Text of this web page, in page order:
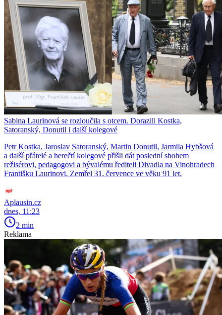
Sabina Laurinová se rozloučila s otcem. Dorazili Kostka,
Satoranský, Donutil i další kolegové
Petr Kostka, Jaroslav Satoranský, Martin Donutil, Jarmila Hybšová
a další přátelé a herečtí kolegové přišli dát poslední sbohem
režisérovi, pedagogovi a bývalému řediteli Divadla na Vinohradech
Františku Laurinovi. Zemřel 31. července ve věku 91 let.
Aplausin.cz
dnes, 11:23
2 min
Reklama